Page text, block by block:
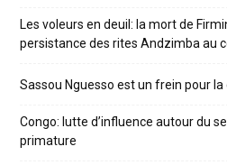
Les voleurs en deuil: la mort de
persistance des rites Andzimba au
Sassou Nguesso est un frein pour
Congo: lutte d’influence autour du
primature